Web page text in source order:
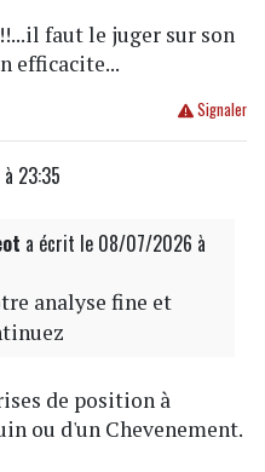
faut le juger sur son
efficacite...
Signaler
23:35
a écrit le 08/07/2026 à
analyse fine et
de position à
ou d'un Chevenement.